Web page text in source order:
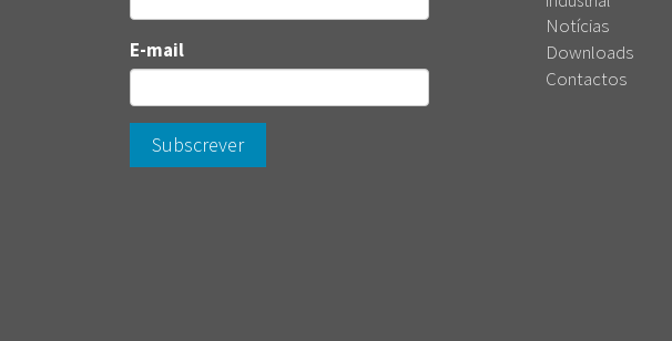
E-mail
Subscrever
Notícias
Downloads
Contactos